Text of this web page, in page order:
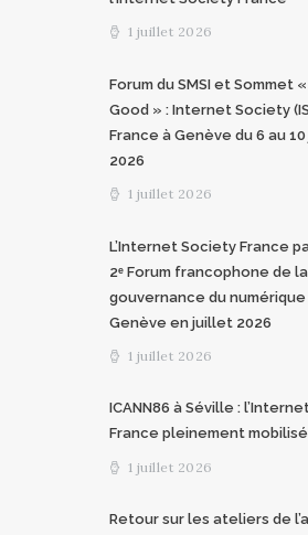
1 juillet 2026
Forum du SMSI et Sommet
Good » : Internet Society
France à Genève du 6 au
2026
1 juillet 2026
L’Internet Society France
2ᵉ Forum francophone de la
gouvernance du numérique
Genève en juillet 2026
1 juillet 2026
ICANN86 à Séville :
France pleinement
1 juillet 2026
Retour sur les ateliers de